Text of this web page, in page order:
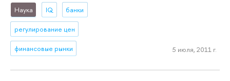
Наука IQ банки
регулирование цен
финансовые рынки 5 июля, 2011 г.